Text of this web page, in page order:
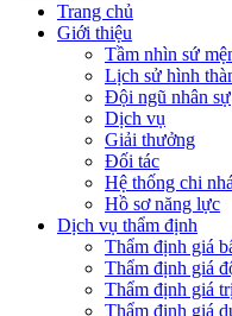
Trang chủ
Giới thiệu
Tầm nhìn sứ
Lịch sử hình
Đội ngũ nhân sự
Dịch vụ
Giải thưởng
Đối tác
Hệ thống chi
Hồ sơ năng lực
Dịch vụ thẩm định
Thẩm định giá
Thẩm định giá
Thẩm định giá
Thẩm định giá